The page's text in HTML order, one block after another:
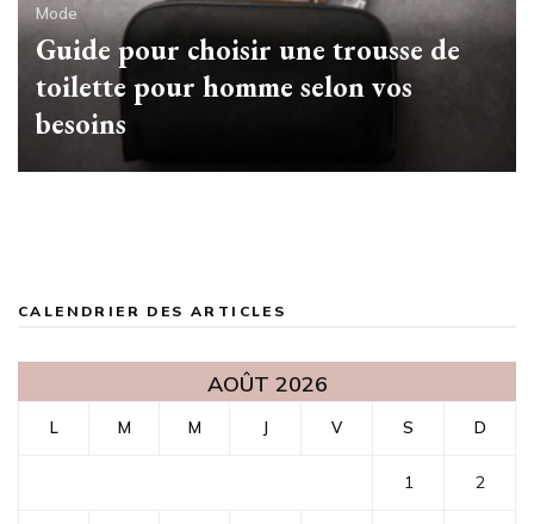
Mode
Guide pour choisir une trousse de
toilette pour homme selon vos
besoins
CALENDRIER DES ARTICLES
AOÛT 2026
L M M J V S D
1 2